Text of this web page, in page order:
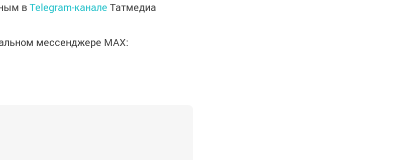
вTelegram-канале Татмедиа
мессенджере MАХ: